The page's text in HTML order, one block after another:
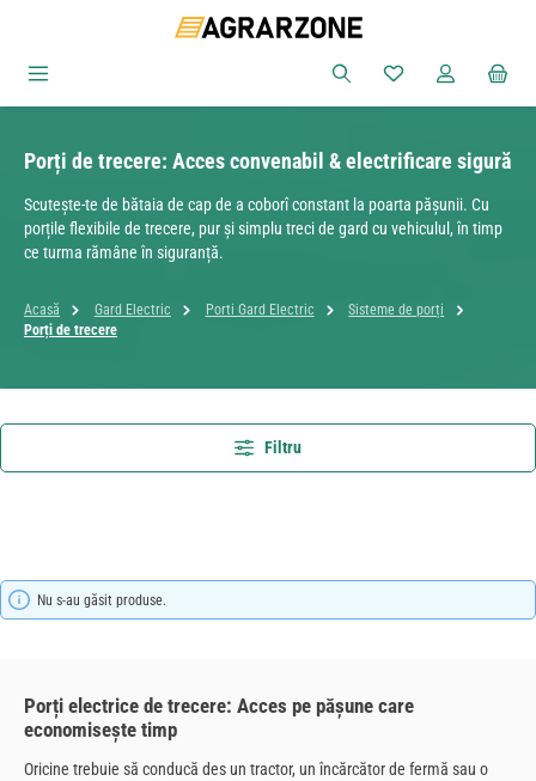
Sari la conținutul principal
Aveți 0 articole
Porți de trecere: Acces convenabil & electrificare sigură
Scutește-te de bătaia de cap de a coborî constant la poarta pășunii. Cu
porțile flexibile de trecere, pur și simplu treci de gard cu vehiculul, în timp
ce turma rămâne în siguranță.
Acasă Gard Electric Porti Gard Electric
Sisteme de porți
Porți de trecere
Filtru
Nu s-au găsit produse.
Porți electrice de trecere: Acces pe pășune care
economisește timp
Oricine trebuie să conducă des un tractor, un încărcător de fermă sau o